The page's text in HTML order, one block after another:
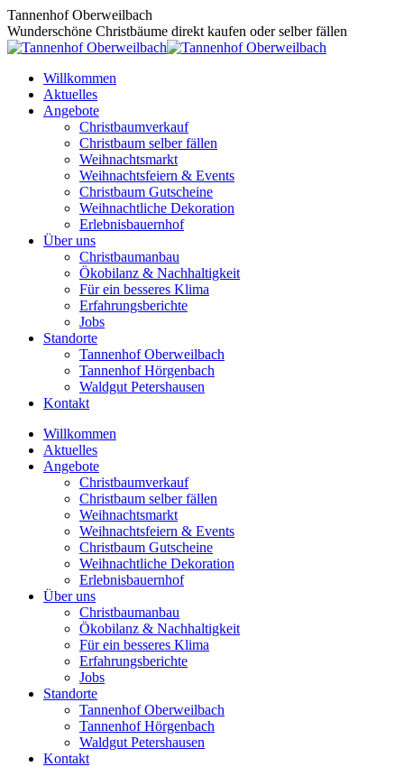
Zum
Inhalt
springen
Tannenhof Oberweilbach
Wunderschöne Christbäume direkt kaufen oder selber fällen
Willkommen
Aktuelles
Angebote
Christbaumverkauf
Christbaum selber fällen
Weihnachtsmarkt
Weihnachtsfeiern & Events
Christbaum Gutscheine
Weihnachtliche Dekoration
Erlebnisbauernhof
Über uns
Christbaumanbau
Ökobilanz & Nachhaltigkeit
Für ein besseres Klima
Erfahrungsberichte
Jobs
Standorte
Tannenhof Oberweilbach
Tannenhof Hörgenbach
Waldgut Petershausen
Kontakt
Willkommen
Aktuelles
Angebote
Christbaumverkauf
Christbaum selber fällen
Weihnachtsmarkt
Weihnachtsfeiern & Events
Christbaum Gutscheine
Weihnachtliche Dekoration
Erlebnisbauernhof
Über uns
Christbaumanbau
Ökobilanz & Nachhaltigkeit
Für ein besseres Klima
Erfahrungsberichte
Jobs
Standorte
Tannenhof Oberweilbach
Tannenhof Hörgenbach
Waldgut Petershausen
Kontakt